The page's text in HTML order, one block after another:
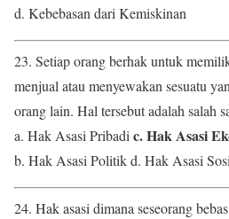
d. Kebebasan dari Kemiskinan
23. Setiap orang berhak untuk
menjual atau menyewakan sesuatu
orang lain. Hal tersebut adalah salah
a. Hak Asasi Pribadi c. Hak Asasi
b. Hak Asasi Politik d. Hak Asasi
24. Hak asasi dimana seseorang